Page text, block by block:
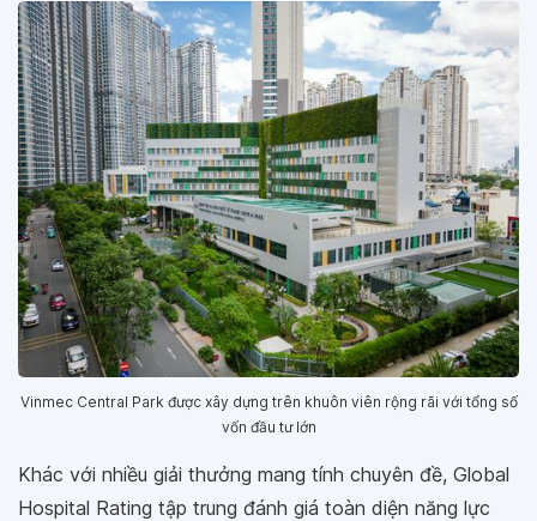
Vinmec Central Park được xây dựng trên khuôn viên rộng rãi với tổng số
vốn đầu tư lớn
Khác với nhiều giải thưởng mang tính chuyên đề, Global
Hospital Rating tập trung đánh giá toàn diện năng lực